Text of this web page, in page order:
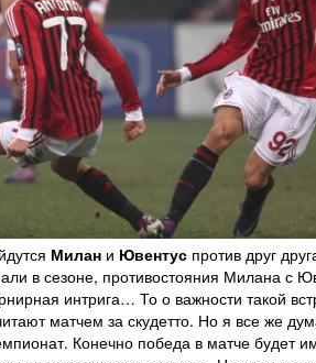
Милан и Ювентус против друг
в сезоне, противостояния Милана с
интрига… То о важности такой
матчем за скудетто. Но я все же
Конечно победа в матче будет